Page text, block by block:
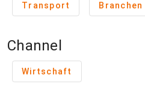
Transport Branchen
Channel
Wirtschaft